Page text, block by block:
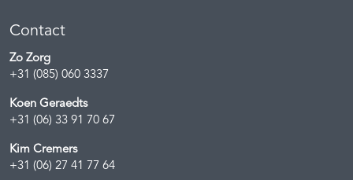
Contact
Zo Zorg
+31 (085) 060 3337
Koen Geraedts
+31 (06) 33 91 70 67
Kim Cremers
+31 (06) 27 41 77 64